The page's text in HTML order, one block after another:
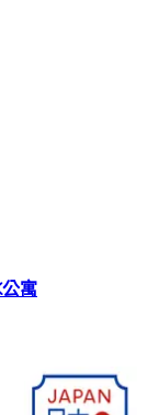
寓